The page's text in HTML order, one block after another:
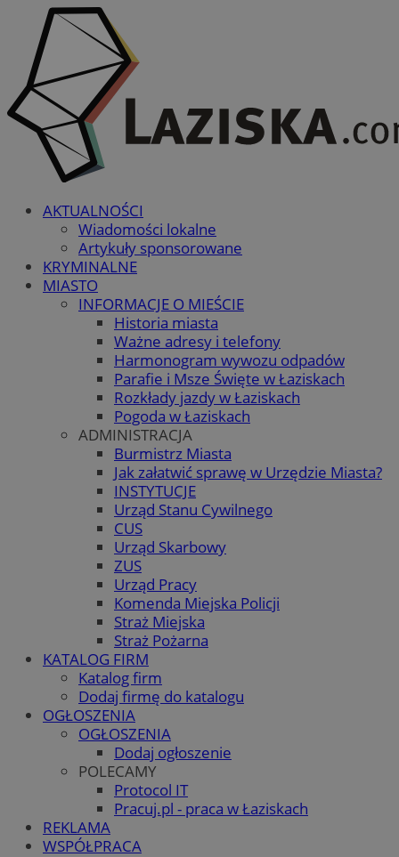
AKTUALNOŚCI
Wiadomości lokalne
Artykuły sponsorowane
KRYMINALNE
MIASTO
INFORMACJE O MIEŚCIE
Historia miasta
Ważne adresy i telefony
Harmonogram wywozu odpadów
Parafie i Msze Święte w Łaziskach
Rozkłady jazdy w Łaziskach
Pogoda w Łaziskach
ADMINISTRACJA
Burmistrz Miasta
Jak załatwić sprawę w Urzędzie Miasta?
INSTYTUCJE
Urząd Stanu Cywilnego
CUS
Urząd Skarbowy
ZUS
Urząd Pracy
Komenda Miejska Policji
Straż Miejska
Straż Pożarna
KATALOG FIRM
Katalog firm
Dodaj firmę do katalogu
OGŁOSZENIA
OGŁOSZENIA
Dodaj ogłoszenie
POLECAMY
Protocol IT
Pracuj.pl - praca w Łaziskach
REKLAMA
WSPÓŁPRACA